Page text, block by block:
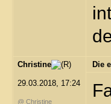
Christine
29.03.2018, 17:24
@ Christine
Die